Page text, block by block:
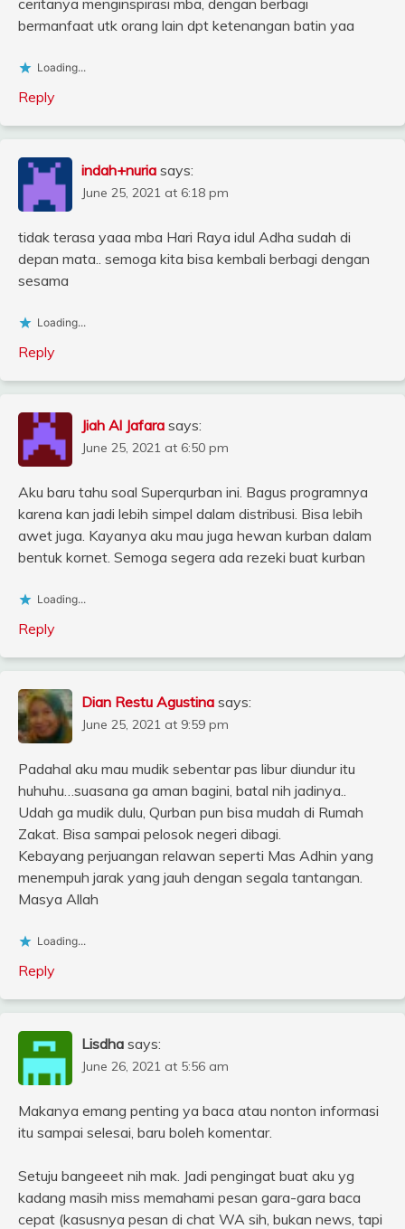
bermanfaat utk orang lain dpt ketenangan batin yaa
Loading...
Reply
indah+nuria says:
June 25, 2021 at 6:18 pm
tidak terasa yaaa mba Hari Raya idul Adha sudah di
depan mata.. semoga kita bisa kembali berbagi dengan
sesama
Loading...
Reply
Jiah Al Jafara says:
June 25, 2021 at 6:50 pm
Aku baru tahu soal Superqurban ini. Bagus programnya
karena kan jadi lebih simpel dalam distribusi. Bisa lebih
awet juga. Kayanya aku mau juga hewan kurban dalam
bentuk kornet. Semoga segera ada rezeki buat kurban
Loading...
Reply
Dian Restu Agustina says:
June 25, 2021 at 9:59 pm
Padahal aku mau mudik sebentar pas libur diundur itu
huhuhu…suasana ga aman bagini, batal nih jadinya..
Udah ga mudik dulu, Qurban pun bisa mudah di Rumah
Zakat. Bisa sampai pelosok negeri dibagi.
Kebayang perjuangan relawan seperti Mas Adhin yang
menempuh jarak yang jauh dengan segala tantangan.
Masya Allah
Loading...
Reply
Lisdha says:
June 26, 2021 at 5:56 am
Makanya emang penting ya baca atau nonton informasi
itu sampai selesai, baru boleh komentar.
Setuju bangeeet nih mak. Jadi pengingat buat aku yg
kadang masih miss memahami pesan gara-gara baca
cepat (kasusnya pesan di chat WA sih, bukan news, tapi